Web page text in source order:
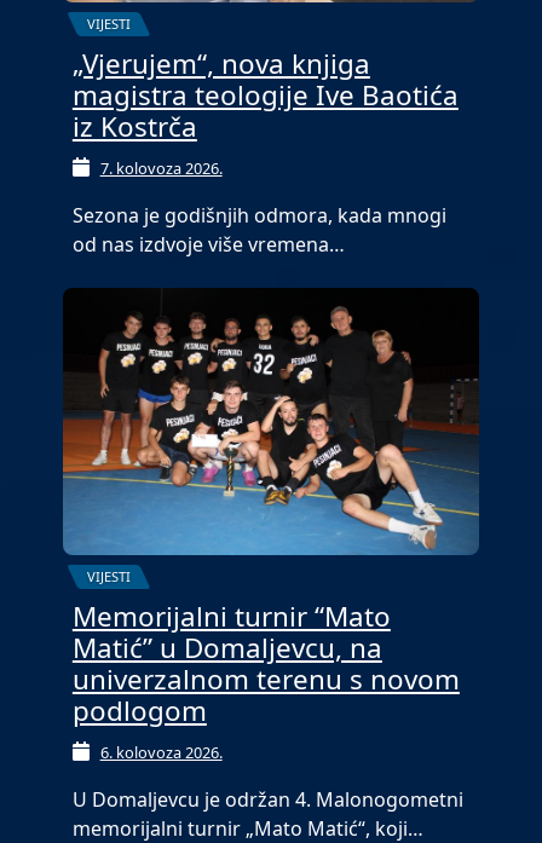
VIJESTI
„Vjerujem“, nova knjiga
magistra teologije Ive Baotića
iz Kostrča
7. kolovoza 2026.
Sezona je godišnjih odmora, kada mnogi
od nas izdvoje više vremena…
VIJESTI
Memorijalni turnir “Mato
Matić” u Domaljevcu, na
univerzalnom terenu s novom
podlogom
6. kolovoza 2026.
U Domaljevcu je održan 4. Malonogometni
memorijalni turnir „Mato Matić“, koji…